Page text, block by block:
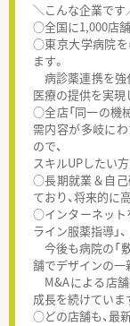
＼こんな企業です
○全国に1,000店
○東京大学病院を
ます。
病診薬連携を強
医療の提供を実現
○全店「同一の機
需内容が多岐にわ
ので、
スキルUPしたい
○長期就業＆自己
ており、将来的に
○インターネット
ライン服薬指導」、
今後も病院の「
舗でデザインの一
M&Aによる店
成長を続けていま
○どの店舗も、最